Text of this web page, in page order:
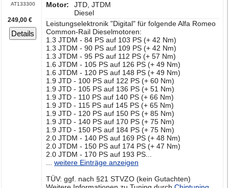
AT133300
249,00 €
Details
Motor:
JTD, JTDM
Diesel
Leistungselektronik "Digital" für folgende Alfa Romeo
Common-Rail Dieselmotoren:
1.3 JTDM - 84 PS auf 103 PS (+ 42 Nm)
1.3 JTDM - 90 PS auf 109 PS (+ 42 Nm)
1.3 JTDM - 95 PS auf 112 PS (+ 57 Nm)
1.6 JTDM - 105 PS auf 126 PS (+ 49 Nm)
1.6 JTDM - 120 PS auf 148 PS (+ 49 Nm)
1.9 JTD - 100 PS auf 122 PS (+ 60 Nm)
1.9 JTD - 105 PS auf 136 PS (+ 51 Nm)
1.9 JTD - 110 PS auf 140 PS (+ 66 Nm)
1.9 JTD - 115 PS auf 145 PS (+ 65 Nm)
1.9 JTD - 120 PS auf 150 PS (+ 85 Nm)
1.9 JTD - 140 PS auf 170 PS (+ 75 Nm)
1.9 JTD - 150 PS auf 184 PS (+ 75 Nm)
2.0 JTDM - 140 PS auf 169 PS (+ 48 Nm)
2.0 JTDM - 150 PS auf 174 PS (+ 47 Nm)
2.0 JTDM - 170 PS auf 193 PS...
... weitere Einträge anzeigen
TÜV: ggf. nach §21 STVZO (kein Gutachten)